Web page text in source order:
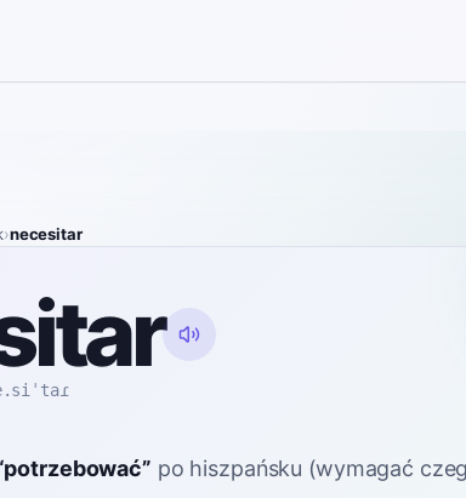
›necesitar
potrzebować” po hiszpańsku (wymagać